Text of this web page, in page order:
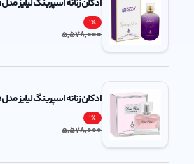
ادکلن زنانه اسپرینگ لیلیز مدل Angela حجم 100 میل
1%
5,578,000
ادکلن زنانه اسپرینگ لیلیز مدل Dear Rose حجم 100 میل
1%
5,578,000